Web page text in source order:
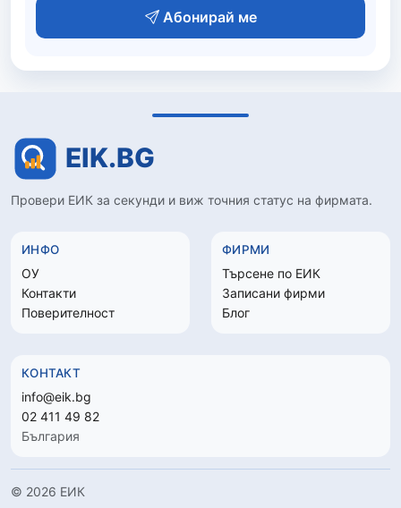
Абонирай ме
Провери ЕИК за секунди и виж точния статус на фирмата.
ИНФО
ОУ
Контакти
Поверителност
ФИРМИ
Търсене по ЕИК
Записани фирми
Блог
КОНТАКТ
info@eik.bg
02 411 49 82
България
© 2026 ЕИК